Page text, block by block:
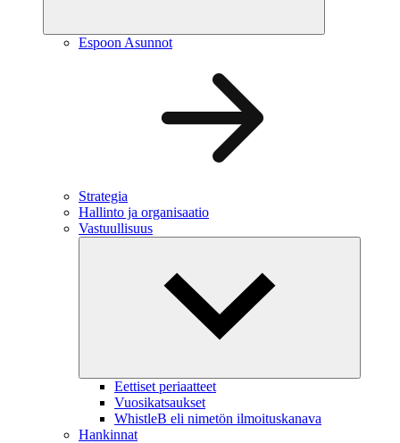
Espoon Asunnot
Strategia
Hallinto ja organisaatio
Vastuullisuus
Eettiset periaatteet
Vuosikatsaukset
WhistleB eli nimetön ilmoituskanava
Hankinnat